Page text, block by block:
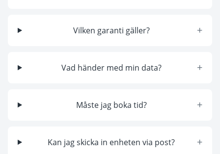
Vilken garanti gäller? +
Vad händer med min data? +
Måste jag boka tid? +
Kan jag skicka in enheten via post? +